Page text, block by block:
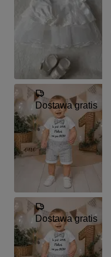
Dostawa gratis
Dostawa gratis